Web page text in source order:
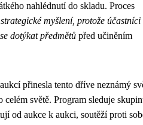
nahlédnutí do skladu. Proces
strategické myšlení, protože účastníci
dotýkat předmětů před učiněním
přinesla tento dříve neznámý
světě. Program sleduje
od aukce k aukci, soutěží proti